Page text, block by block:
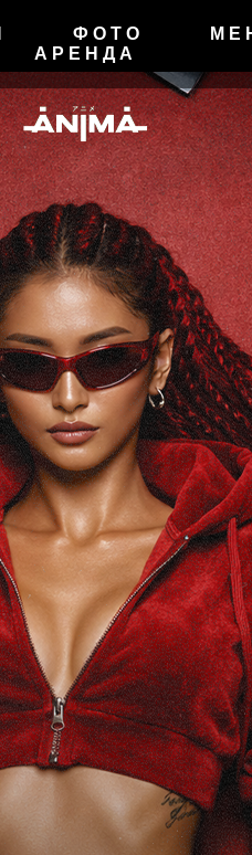
ФОТО
АРЕНДА
START:
FC/DC
Free bar
18+
Reserve:
Москва,
В